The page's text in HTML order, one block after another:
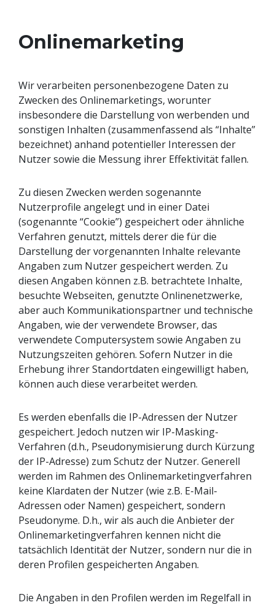
Onlinemarketing
Wir verarbeiten personenbezogene Daten zu
Zwecken des Onlinemarketings, worunter
insbesondere die Darstellung von werbenden und
sonstigen Inhalten (zusammenfassend als “Inhalte”
bezeichnet) anhand potentieller Interessen der
Nutzer sowie die Messung ihrer Effektivität fallen.
Zu diesen Zwecken werden sogenannte
Nutzerprofile angelegt und in einer Datei
(sogenannte “Cookie”) gespeichert oder ähnliche
Verfahren genutzt, mittels derer die für die
Darstellung der vorgenannten Inhalte relevante
Angaben zum Nutzer gespeichert werden. Zu
diesen Angaben können z.B. betrachtete Inhalte,
besuchte Webseiten, genutzte Onlinenetzwerke,
aber auch Kommunikationspartner und technische
Angaben, wie der verwendete Browser, das
verwendete Computersystem sowie Angaben zu
Nutzungszeiten gehören. Sofern Nutzer in die
Erhebung ihrer Standortdaten eingewilligt haben,
können auch diese verarbeitet werden.
Es werden ebenfalls die IP-Adressen der Nutzer
gespeichert. Jedoch nutzen wir IP-Masking-
Verfahren (d.h., Pseudonymisierung durch Kürzung
der IP-Adresse) zum Schutz der Nutzer. Generell
werden im Rahmen des Onlinemarketingverfahren
keine Klardaten der Nutzer (wie z.B. E-Mail-
Adressen oder Namen) gespeichert, sondern
Pseudonyme. D.h., wir als auch die Anbieter der
Onlinemarketingverfahren kennen nicht die
tatsächlich Identität der Nutzer, sondern nur die in
deren Profilen gespeicherten Angaben.
Die Angaben in den Profilen werden im Regelfall in